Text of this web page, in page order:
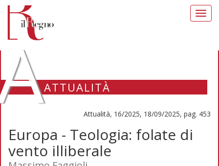
ATTUALITÀ
Attualità, 16/2025, 18/09/2025, pag. 453
Europa - Teologia: folate di
vento illiberale